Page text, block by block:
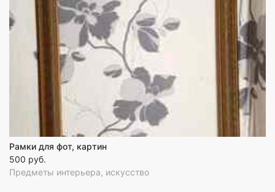
Рамки для фот, картин
500 руб.
Предметы интерьера, искусство